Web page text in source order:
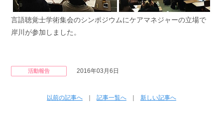
言語聴覚士学術集会のシンポジウムにケアマネジャーの立場で
岸川が参加しました。
活動報告 2016年03月6日
以前の記事へ ｜ 記事一覧へ ｜ 新しい記事へ